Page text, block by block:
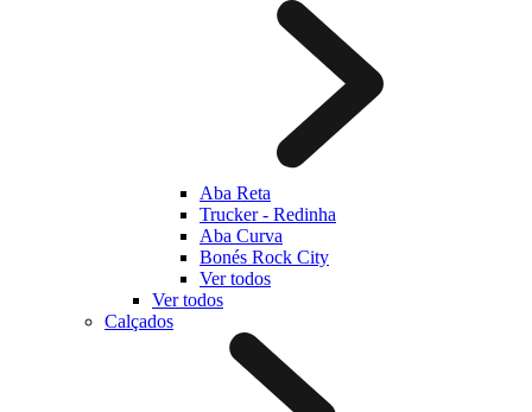
Aba Reta
Trucker - Redinha
Aba Curva
Bonés Rock City
Ver todos
Ver todos
Calçados